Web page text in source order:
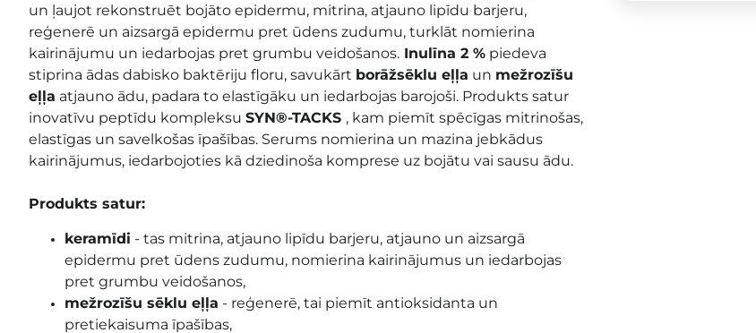
un ļaujot rekonstruēt bojāto epidermu, mitrina, atjauno lipīdu barjeru,
reģenerē un aizsargā epidermu pret ūdens zudumu, turklāt nomierina
kairinājumu un iedarbojas pret grumbu veidošanos. Inulīna 2 % piedeva
stiprina ādas dabisko baktēriju floru, savukārt borāžsēklu eļļa un mežrozīšu
eļļa atjauno ādu, padara to elastīgāku un iedarbojas barojoši. Produkts satur
inovatīvu peptīdu kompleksu SYN®-TACKS , kam piemīt spēcīgas mitrinošas,
elastīgas un savelkošas īpašības. Serums nomierina un mazina jebkādus
kairinājumus, iedarbojoties kā dziedinoša komprese uz bojātu vai sausu ādu.
Produkts satur:
keramīdi - tas mitrina, atjauno lipīdu barjeru, atjauno un aizsargā
epidermu pret ūdens zudumu, nomierina kairinājumus un iedarbojas
pret grumbu veidošanos,
mežrozīšu sēklu eļļa - reģenerē, tai piemīt antioksidanta un
pretiekaisuma īpašības,